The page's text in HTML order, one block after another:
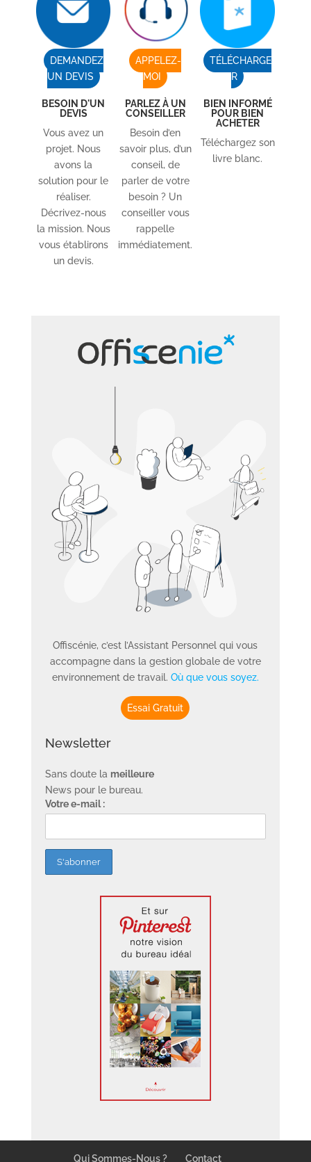
DEMANDEZ
UN DEVIS
BESOIN D'UN
DEVIS
Vous avez un
projet. Nous
avons la
solution pour le
réaliser.
Décrivez-nous
la mission. Nous
vous établirons
un devis.
APPELEZ-
MOI
PARLEZ À UN
CONSEILLER
Besoin d’en
savoir plus, d’un
conseil, de
parler de votre
besoin ? Un
conseiller vous
rappelle
immédiatement.
TÉLÉCHARGE
R
BIEN INFORMÉ
POUR BIEN
ACHETER
Téléchargez son
livre blanc.
Offiscénie, c’est l’Assistant Personnel qui vous
accompagne dans la gestion globale de votre
environnement de travail. Où que vous soyez.
Essai Gratuit
Newsletter
Sans doute la meilleure
News pour le bureau.
Votre e-mail :
Qui Sommes-Nous ? Contact